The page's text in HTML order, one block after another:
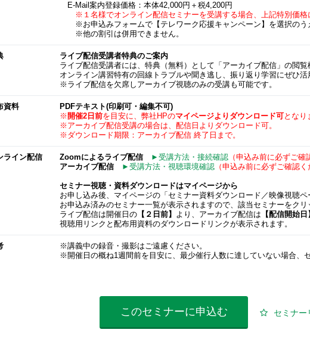
E-Mail案内登録価格：本体42,000円＋税4,200円
※１名様でオンライン配信セミナーを受講する場合、上記特別価格
※お申込みフォームで【テレワーク応援キャンペーン】を選択のう
※他の割引は併用できません。
ライブ配信受講者特典のご案内
ライブ配信受講者には、特典（無料）として「アーカイブ配信」の閲覧
オンライン講習特有の回線トラブルや聞き逃し、振り返り学習にぜひ活
※ライブ配信を欠席しアーカイブ視聴のみの受講も可能です。
資料
PDFテキスト(印刷可・編集不可)
※ 開催2日前を目安に、弊社HPのマイページよりダウンロード可 となり
※アーカイブ配信受講の場合は、配信日よりダウンロード可。
※ダウンロード期限：アーカイブ配信 終了日まで。
ライン配信 Zoomによるライブ配信 ►受講方法・接続確認（申込み前に必ずご確
アーカイブ配信
►受講方法・視聴環境確認（申込み前に必ずご確認く
セミナー視聴・資料ダウンロードはマイページから
お申し込み後、マイページの「セミナー資料ダウンロード／映像視聴ペ
お申込み済みのセミナー一覧が表示されますので、該当セミナーをクリ
ライブ配信は開催日の【２日前】 より、アーカイブ配信は 【配信開始日
視聴用リンクと配布用資料のダウンロードリンクが表示されます。
※講義中の録音・撮影はご遠慮ください。
※開催日の概ね1週間前を目安に、最少催行人数に達していない場合、
このセミナーに申込む セミナー